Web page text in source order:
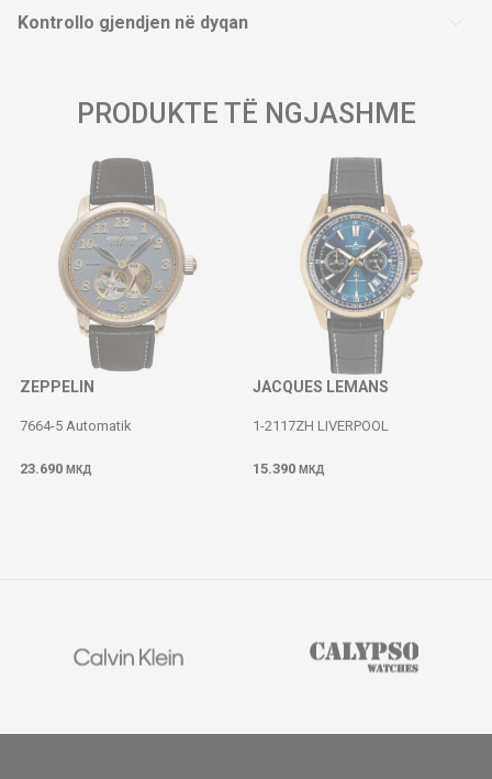
Kontrollo gjendjen në dyqan
PRODUKTE TË NGJASHME
ZEPPELIN
7664-5 Automatik
23.690 МКД
JACQUES LEMANS
1-2117ZH LIVERPOOL
15.390 МКД